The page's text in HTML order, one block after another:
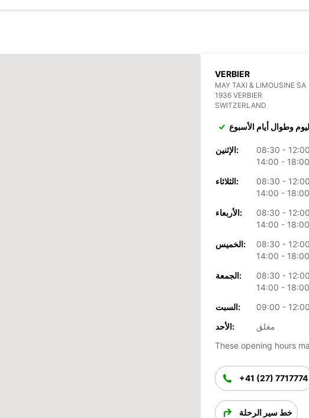
VERBIER
MAY TAXI & LIMOUSINE SA
1936 VERBIER
SWITZERLAND
وطوال أيام الأسبوع
الإثنين:
08:30 - 12:00
14:00 - 18:00
الثلاثاء:
08:30 - 12:00
14:00 - 18:00
الأربعاء:
08:30 - 12:00
14:00 - 18:00
الخميس:
08:30 - 12:00
14:00 - 18:00
الجمعة:
08:30 - 12:00
14:00 - 18:00
السبت:
09:00 - 12:00
الأحد:
مغلق
These opening hours
+41 (27) 7717774
خط سير الرحلة